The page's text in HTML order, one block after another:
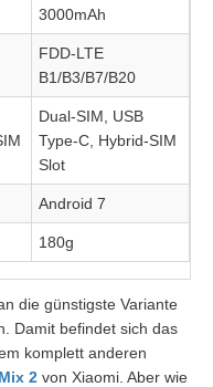
3000mAh
FDD-LTE
B1/B3/B7/B20
Dual-SIM, USB
Type-C, Hybrid-SIM
Slot
Android 7
180g
die günstigste Variante
Damit befindet sich das
komplett anderen
2 von Xiaomi. Aber wie